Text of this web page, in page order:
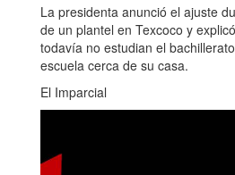
La presidenta anunció el ajuste
de un plantel en Texcoco y
todavía no estudian el
escuela cerca de su casa.
El Imparcial